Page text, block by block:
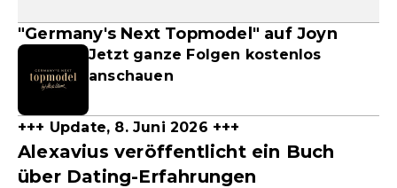
"Germany's Next Topmodel" auf Joyn
Jetzt ganze Folgen kostenlos
anschauen
+++ Update, 8. Juni 2026 +++
Alexavius veröffentlicht ein Buch
über Dating-Erfahrungen